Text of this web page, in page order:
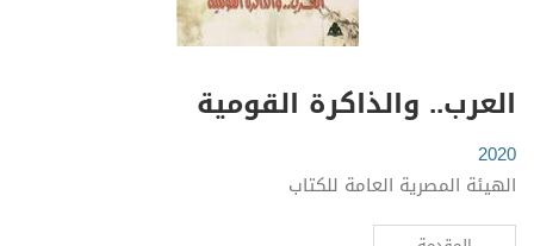
العرب.. والذاكرة القومية
2020
الهيئة المصرية العامة للكتاب